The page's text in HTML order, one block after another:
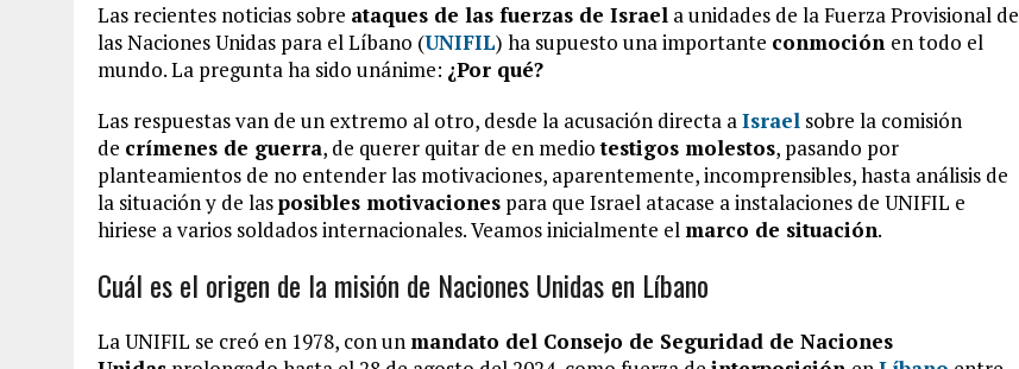
Las recientes noticias sobre ataques de las fuerzas de Israel a unidades de la Fuerza Provisional de
las Naciones Unidas para el Líbano (UNIFIL) ha supuesto una importante conmoción en todo el
mundo. La pregunta ha sido unánime: ¿Por qué?
Las respuestas van de un extremo al otro, desde la acusación directa aIsrael sobre la comisión
de crímenes de guerra, de querer quitar de en mediotestigos molestos, pasando por
planteamientos de no entender las motivaciones, aparentemente, incomprensibles, hasta análisis de
la situación y de lasposibles motivaciones para que Israel atacase a instalaciones de UNIFIL e
hiriese a varios soldados internacionales. Veamos inicialmente el marco de situación.
Cuál es el origen de la misión de Naciones Unidas en Líbano
La UNIFIL se creó en 1978, con un mandato del Consejo de Seguridad de Naciones